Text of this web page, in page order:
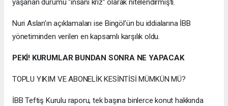
yaşanan durumu “insani kriz” olarak nitelendirmişti.
Nuri Aslan’ın açıklamaları ise Bingöl’ün bu iddialarına İBB
yönetiminden verilen en kapsamlı karşılık oldu.
PEKİ! KURUMLAR BUNDAN SONRA NE YAPACAK
TOPLU YIKIM VE ABONELİK KESİNTİSİ MÜMKÜN MÜ?
İBB Teftiş Kurulu raporu, tek başına binlerce konut hakkında